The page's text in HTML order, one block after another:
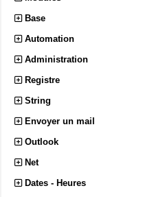
Base
Automation
Administration
Registre
String
Envoyer un mail
Outlook
Net
Dates - Heures